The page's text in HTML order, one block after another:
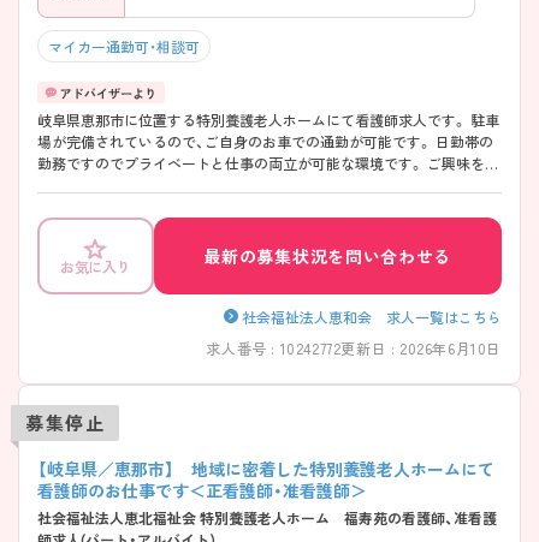
マイカー通勤可・相談可
岐阜県恵那市に位置する特別養護老人ホームにて看護師求人です。 駐車
場が完備されているので、ご自身のお車での通勤が可能です。 日勤帯の
勤務ですのでプライベートと仕事の両立が可能な環境です。 ご興味をお
お気に入り 最新の募集状況を問い合わせる
社会福祉法人恵和会 求人一覧はこちら
求人番号 : 10242772更新日 : 2026年6月10日
募集停止
【岐阜県／恵那市】 地域に密着した特別養護老人ホームにて
看護師のお仕事です＜正看護師・准看護師＞
社会福祉法人恵北福祉会 特別養護老人ホーム 福寿苑の看護師、准看護